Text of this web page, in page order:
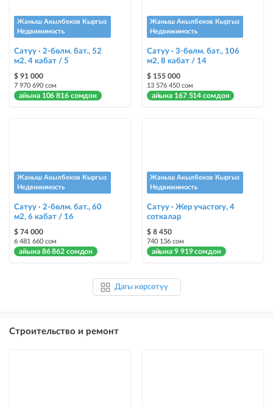
Жаныш Акылбеков Кыргыз
Недвижимость
Сатуу · 2-бөлм. бат., 52
м2, 4 кабат / 5
$ 91 000
7 970 690 сом
айына 106 816 сомдон
Жаныш Акылбеков Кыргыз
Недвижимость
Сатуу · 3-бөлм. бат., 106
м2, 8 кабат / 14
$ 155 000
13 576 450 сом
айына 167 514 сомдон
Жаныш Акылбеков Кыргыз
Недвижимость
Сатуу · 2-бөлм. бат., 60
м2, 6 кабат / 16
$ 74 000
6 481 660 сом
айына 86 862 сомдон
Жаныш Акылбеков Кыргыз
Недвижимость
Сатуу · Жер участогу, 4
соткалар
$ 8 450
740 136 сом
айына 9 919 сомдон
Дагы көрсөтүү
Строительство и ремонт